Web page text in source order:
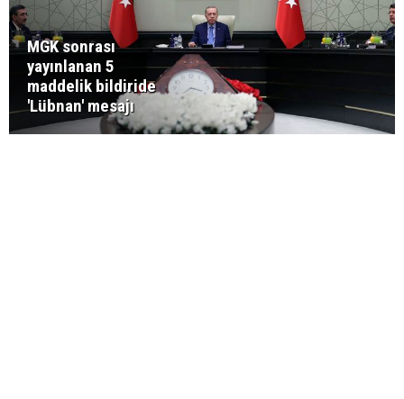
MGK sonrası
yayınlanan 5
maddelik bildiride
'Lübnan' mesajı